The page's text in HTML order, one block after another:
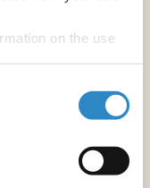
on the use